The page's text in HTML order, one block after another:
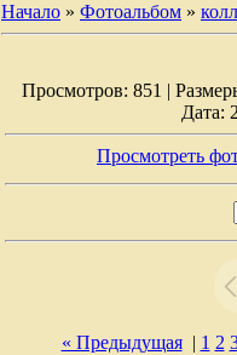
Начало » Фотоальбом »
Просмотров: 851 |
Дата:
Просмотреть
« Предыдущая| 1 2